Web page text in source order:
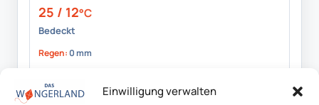
Einwilligung verwalten
25 / 12°C
Bedeckt
Regen:0 mm